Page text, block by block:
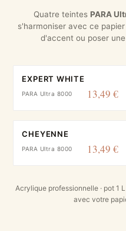
Quatre teintes PARA
s'harmoniser avec ce
d'accent ou poser
EXPERT WHITE
PARA Ultra 8000 13,49 €
CHEYENNE
PARA Ultra 8000 13,49 €
Acrylique professionnelle · pot 1
avec votre